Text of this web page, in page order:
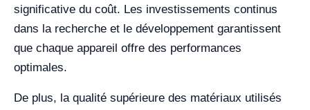
significative du coût. Les investissements continus
dans la recherche et le développement garantissent
que chaque appareil offre des performances
optimales.
De plus, la qualité supérieure des matériaux utilisés